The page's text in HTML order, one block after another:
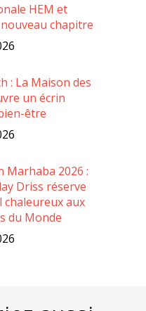
HEM et
chapitre
: La Maison des
un écrin
être
Marhaba 2026 :
Driss réserve
chaleureux aux
du Monde